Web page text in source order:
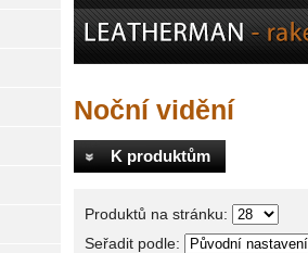
Noční vidění
K produktům
Produktů na stránku:
Seřadit podle: